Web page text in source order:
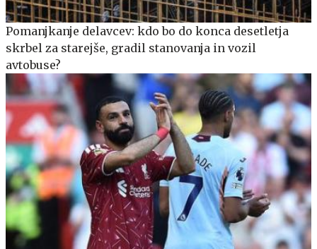
Pomanjkanje delavcev: kdo bo do konca desetletja
skrbel za starejše, gradil stanovanja in vozil
avtobuse?